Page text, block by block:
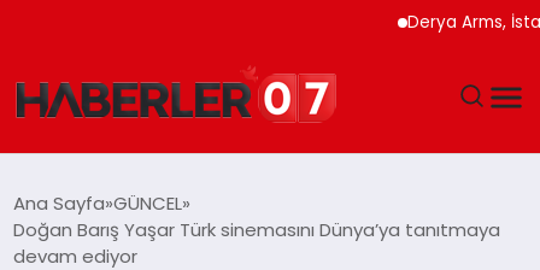
Derya Arms,
EKONOMI
Ana Sayfa GÜNCEL
Doğan Barış Yaşar Türk sinemasını Dünya’ya tanıtmaya
devam ediyor